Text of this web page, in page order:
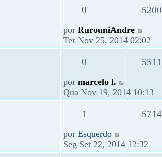
0 5200
por RurouniAndre
Ter Nov 25, 2014 02:02
0 5511
por marcelo l.
Qua Nov 19, 2014 10:13
1 5714
por Esquerdo
Seg Set 22, 2014 12:32